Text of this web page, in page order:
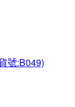
號:B049)